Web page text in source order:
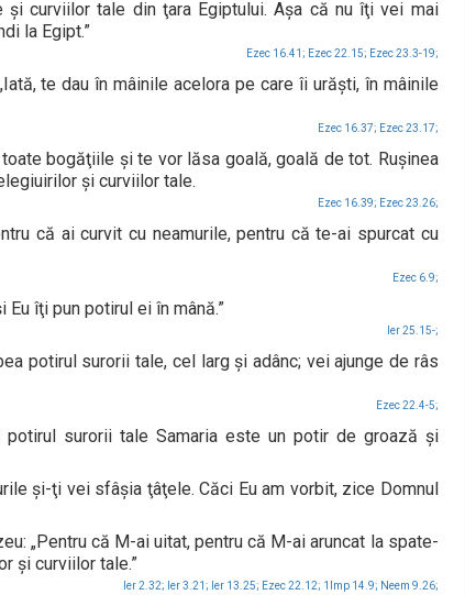
curviilor tale din ţara Egiptului. Aşa că nu îţi vei mai
la Egipt.”
Ezec 16.41; Ezec 22.15; Ezec 23.3-19;
te dau în mâinile acelora pe care îi urăşti, în mâinile
Ezec 16.37; Ezec 23.17;
bogăţiile şi te vor lăsa goală, goală de tot. Ruşinea
şi curviilor tale.
Ezec 16.39; Ezec 23.26;
că ai curvit cu neamurile, pentru că te-ai spurcat cu
Ezec 6.9;
îţi pun potirul ei în mână.”
Ier 25.15-;
potirul surorii tale, cel larg şi adânc; vei ajunge de râs
Ezec 22.4-5;
surorii tale Samaria este un potir de groază şi
şi-ţi vei sfâşia ţâţele. Căci Eu am vorbit, zice Domnul
„Pentru că M-ai uitat, pentru că M-ai aruncat la spate-
şi curviilor tale.”
Ier 2.32; Ier 3.21; Ier 13.25; Ezec 22.12; 1Imp 14.9; Neem 9.26;